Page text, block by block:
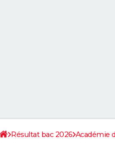
Résultat bac 2026 Académie